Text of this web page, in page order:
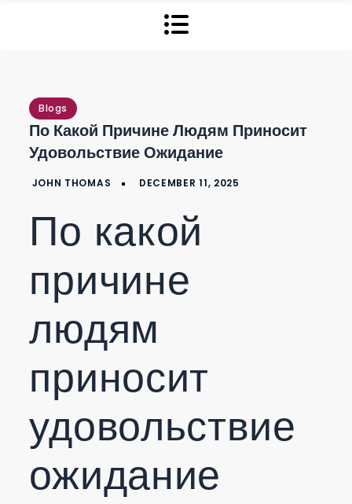
Blogs
По Какой Причине Людям Приносит
Удовольствие Ожидание
По какой
причине
людям
приносит
удовольствие
ожидание